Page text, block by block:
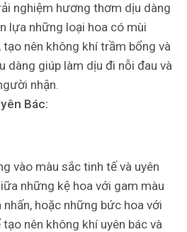
nghiệm hương thơm dịu dàng
lựa những loại hoa có mùi
tạo nên không khí trầm bổng và
dàng giúp làm dịu đi nỗi đau và
nhận.
Bác:
vào màu sắc tinh tế và uyên
những kệ hoa với gam màu
hoặc những bức hoa với
nên không khí uyên bác và